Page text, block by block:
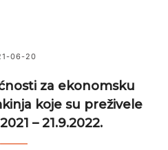
06-20
za ekonomsku
koje su preživele
– 21.9.2022.